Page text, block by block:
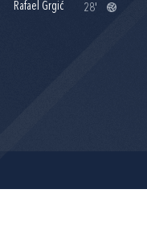
Rafael Grgić 28'